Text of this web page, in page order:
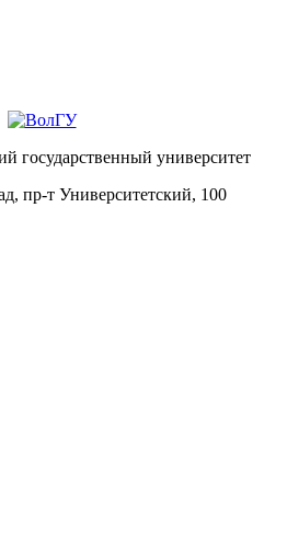
государственный университет
пр-т Университетский, 100